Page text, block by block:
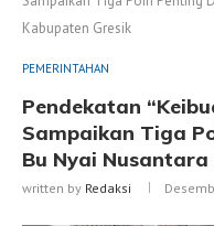
Kabupaten Gresik
PEMERINTAHAN
Pendekatan
Sampaikan Tiga
Bu Nyai
written by Redaksi